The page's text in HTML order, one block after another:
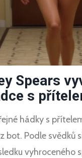
Spears
s
hádky s
Podle svědků
vyhroceného